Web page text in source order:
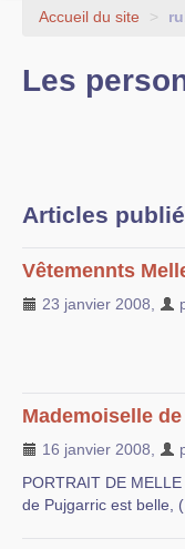
La ruche
Accueil du site >
Les
Articles
Vêtemennts
23 janvier 2008
Mademoiselle
16 janvier 2008
PORTRAIT DE
de Pujgarric est belle,